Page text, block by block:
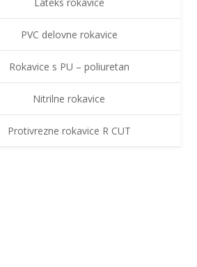
PVC delovne rokavice
Rokavice s PU – poliuretan
Nitrilne rokavice
Protivrezne rokavice R CUT